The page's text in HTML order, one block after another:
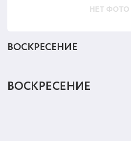
ВОСКРЕСЕНИЕ
ВОСКРЕСЕНИЕ